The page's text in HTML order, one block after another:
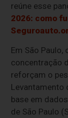
reúne esse
2026: como
Em São
concentração
reforçam o
Levantamento
base em
de São Paulo